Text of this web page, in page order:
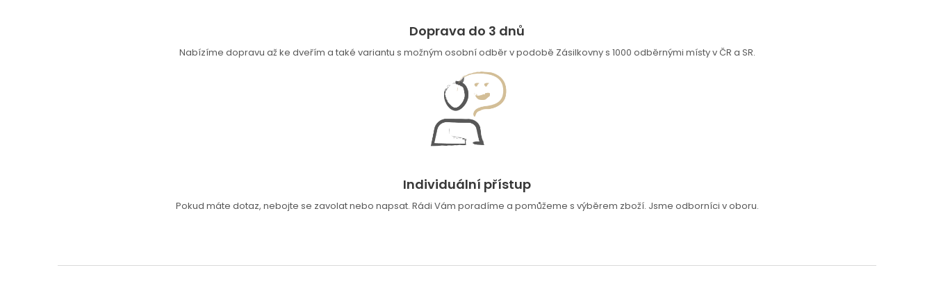
Doprava do 3 dnů
Nabízíme dopravu až ke dveřím a také variantu s možným osobní odběr v podobě Zásilkovny s 1000 odběrnými místy v ČR a SR.
Individuální přístup
Pokud máte dotaz, nebojte se zavolat nebo napsat. Rádi Vám poradíme a pomůžeme s výběrem zboží. Jsme odborníci v oboru.